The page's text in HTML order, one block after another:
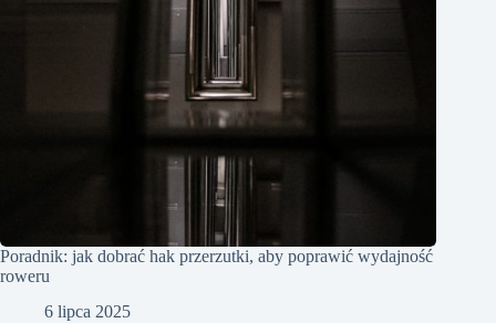
Poradnik: jak dobrać hak przerzutki, aby poprawić wydajność
roweru
6 lipca 2025